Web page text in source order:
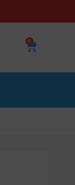
0
Carrello